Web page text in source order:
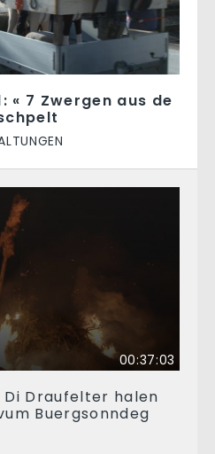
« 7 Zwergen aus de
00:37:03
Di Draufelter halen
Buergsonndeg